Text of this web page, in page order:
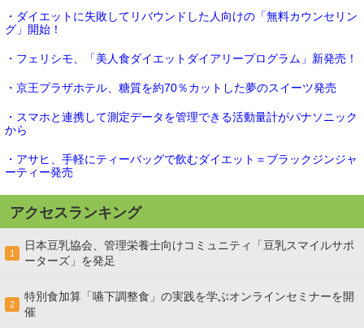
・ダイエットに失敗してリバウンドした人向けの「無料カウンセリン
グ」開始！
・フェリシモ、「美人食ダイエットダイアリープログラム」新発売！
・京王プラザホテル、糖質を約70％カットした夢のスイーツ発売
・スマホと連携して測定データを管理できる活動量計がパナソニック
から
・アサヒ、手軽にティーバッグで飲むダイエット＝ブラックジンジャ
ーティー発売
アクセスランキング
1
日本豆乳協会、管理栄養士向けコミュニティ「豆乳スマイルサポ
ーターズ」を発足
2
特別食加算「嚥下調整食」の実践を学ぶオンラインセミナーを開
催